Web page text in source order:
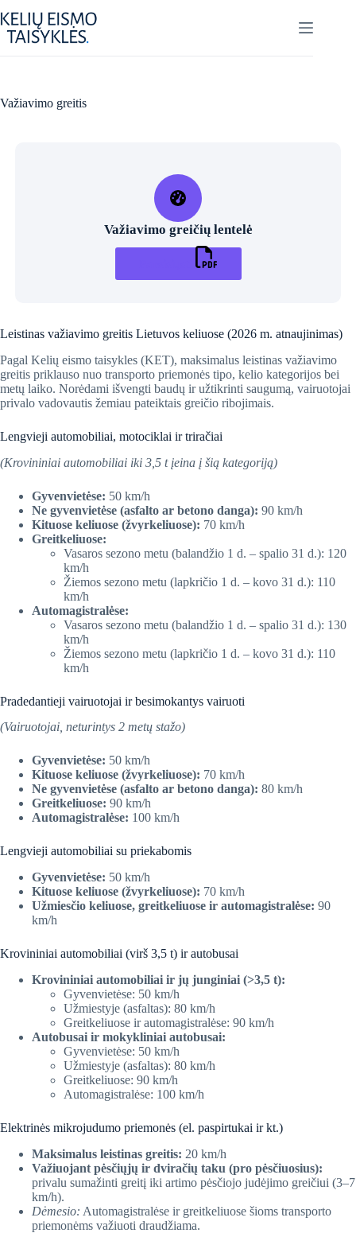
to
content
Važiavimo greitis
Važiavimo greičių lentelė
Leistinas važiavimo greitis Lietuvos keliuose (2026 m. atnaujinimas)
Pagal Kelių eismo taisykles (KET), maksimalus leistinas važiavimo
greitis priklauso nuo transporto priemonės tipo, kelio kategorijos bei
metų laiko. Norėdami išvengti baudų ir užtikrinti saugumą, vairuotojai
privalo vadovautis žemiau pateiktais greičio ribojimais.
Lengvieji automobiliai, motociklai ir triračiai
(Krovininiai automobiliai iki 3,5 t įeina į šią kategoriją)
Gyvenvietėse: 50 km/h
Ne gyvenvietėse (asfalto ar betono danga): 90 km/h
Kituose keliuose (žvyrkeliuose): 70 km/h
Greitkeliuose:
Vasaros sezono metu (balandžio 1 d. – spalio 31 d.): 120
km/h
Žiemos sezono metu (lapkričio 1 d. – kovo 31 d.): 110
km/h
Automagistralėse:
Vasaros sezono metu (balandžio 1 d. – spalio 31 d.): 130
km/h
Žiemos sezono metu (lapkričio 1 d. – kovo 31 d.): 110
km/h
Pradedantieji vairuotojai ir besimokantys vairuoti
(Vairuotojai, neturintys 2 metų stažo)
Gyvenvietėse: 50 km/h
Kituose keliuose (žvyrkeliuose): 70 km/h
Ne gyvenvietėse (asfalto ar betono danga): 80 km/h
Greitkeliuose: 90 km/h
Automagistralėse: 100 km/h
Lengvieji automobiliai su priekabomis
Gyvenvietėse: 50 km/h
Kituose keliuose (žvyrkeliuose): 70 km/h
Užmiesčio keliuose, greitkeliuose ir automagistralėse: 90
km/h
Krovininiai automobiliai (virš 3,5 t) ir autobusai
Krovininiai automobiliai ir jų junginiai (>3,5 t):
Gyvenvietėse: 50 km/h
Užmiestyje (asfaltas): 80 km/h
Greitkeliuose ir automagistralėse: 90 km/h
Autobusai ir mokykliniai autobusai:
Gyvenvietėse: 50 km/h
Užmiestyje (asfaltas): 80 km/h
Greitkeliuose: 90 km/h
Automagistralėse: 100 km/h
Elektrinės mikrojudumo priemonės (el. paspirtukai ir kt.)
Maksimalus leistinas greitis: 20 km/h
Važiuojant pėsčiųjų ir dviračių taku (pro pėsčiuosius):
privalu sumažinti greitį iki artimo pėsčiojo judėjimo greičiui (3–7
km/h).
Dėmesio: Automagistralėse ir greitkeliuose šioms transporto
priemonėms važiuoti draudžiama.